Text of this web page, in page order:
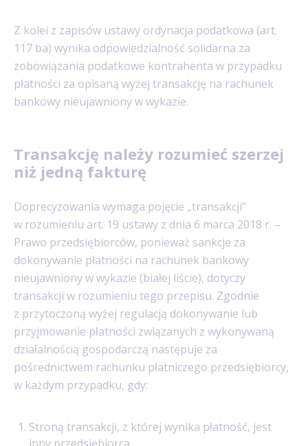
Z kolei z zapisów ustawy ordynacja podatkowa (art.
117 ba) wynika odpowiedzialność solidarna za
zobowiązania podatkowe kontrahenta w przypadku
płatności za opisaną wyżej transakcję na rachunek
bankowy nieujawniony w wykazie.
Transakcję należy rozumieć szerzej
niż jedną fakturę
Doprecyzowania wymaga pojęcie „transakcji”
w rozumieniu art. 19 ustawy z dnia 6 marca 2018 r. –
Prawo przedsiębiorców, ponieważ sankcje za
dokonywanie płatności na rachunek bankowy
nieujawniony w wykazie (białej liście), dotyczy
transakcji w rozumieniu tego przepisu. Zgodnie
z przytoczoną wyżej regulacją dokonywanie lub
przyjmowanie płatności związanych z wykonywaną
działalnością gospodarczą następuje za
pośrednictwem rachunku płatniczego przedsiębiorcy,
w każdym przypadku, gdy:
Stroną transakcji, z której wynika płatność, jest